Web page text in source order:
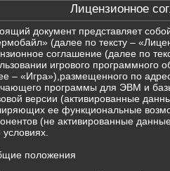
Лицензионное
документ представляет
(далее по тексту –
соглашение (далее по
игрового программного
– «Игра»),размещенного по
программы для ЭВМ и
версии (активированные
ее функциональные
(не активированные
положения